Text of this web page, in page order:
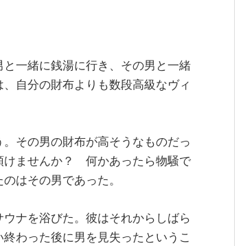
一緒に銭湯に行き、その男と一緒
自分の財布よりも数段高級なヴィ
その男の財布が高そうなものだっ
けませんか？ 何かあったら物騒で
はその男であった。
ナを浴びた。彼はそれからしばら
わった後に男を見失ったというこ